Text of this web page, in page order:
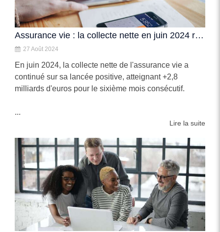
Assurance vie : la collecte nette en juin 2024 reste élevée
27 Août 2024
En juin 2024, la collecte nette de l'assurance vie a
continué sur sa lancée positive, atteignant +2,8
milliards d'euros pour le sixième mois consécutif.
...
Lire la suite